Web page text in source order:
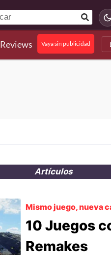
Reviews Vaya sin publicidad
Artículos
Mismo juego, nueva
10 Juegos
Remakes